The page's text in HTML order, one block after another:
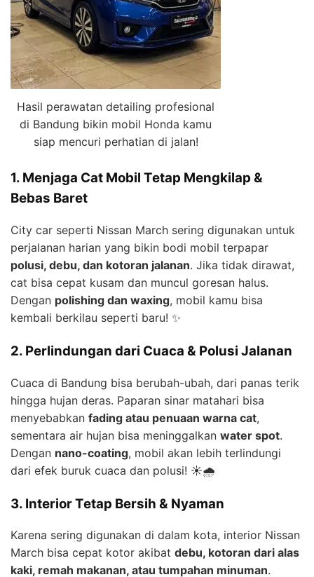
Hasil perawatan detailing profesional
di Bandung bikin mobil Honda kamu
siap mencuri perhatian di jalan!
1. Menjaga Cat Mobil Tetap Mengkilap &
Bebas Baret
City car seperti Nissan March sering digunakan untuk
perjalanan harian yang bikin bodi mobil terpapar
polusi, debu, dan kotoran jalanan. Jika tidak dirawat,
cat bisa cepat kusam dan muncul goresan halus.
Dengan polishing dan waxing, mobil kamu bisa
kembali berkilau seperti baru! ✨
2. Perlindungan dari Cuaca & Polusi Jalanan
Cuaca di Bandung bisa berubah-ubah, dari panas terik
hingga hujan deras. Paparan sinar matahari bisa
menyebabkan fading atau penuaan warna cat,
sementara air hujan bisa meninggalkan water spot.
Dengan nano-coating, mobil akan lebih terlindungi
dari efek buruk cuaca dan polusi! ☀️🌧️
3. Interior Tetap Bersih & Nyaman
Karena sering digunakan di dalam kota, interior Nissan
March bisa cepat kotor akibat debu, kotoran dari alas
kaki, remah makanan, atau tumpahan minuman.